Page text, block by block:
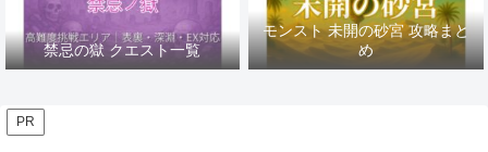
禁忌の獄 クエスト一覧
モンスト 未開の砂宮 攻略まと
め
PR